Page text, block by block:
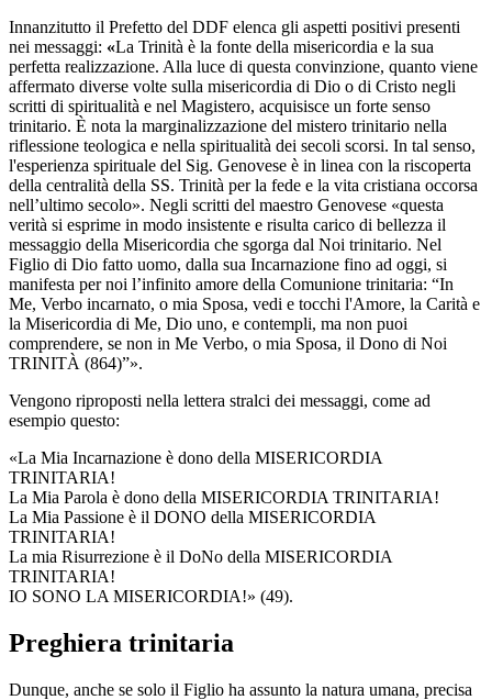
Innanzitutto il Prefetto del DDF elenca gli aspetti positivi presenti
nei messaggi: «La Trinità è la fonte della misericordia e la sua
perfetta realizzazione. Alla luce di questa convinzione, quanto viene
affermato diverse volte sulla misericordia di Dio o di Cristo negli
scritti di spiritualità e nel Magistero, acquisisce un forte senso
trinitario. È nota la marginalizzazione del mistero trinitario nella
riflessione teologica e nella spiritualità dei secoli scorsi. In tal senso,
l'esperienza spirituale del Sig. Genovese è in linea con la riscoperta
della centralità della SS. Trinità per la fede e la vita cristiana occorsa
nell’ultimo secolo». Negli scritti del maestro Genovese «questa
verità si esprime in modo insistente e risulta carico di bellezza il
messaggio della Misericordia che sgorga dal Noi trinitario. Nel
Figlio di Dio fatto uomo, dalla sua Incarnazione fino ad oggi, si
manifesta per noi l’infinito amore della Comunione trinitaria: “In
Me, Verbo incarnato, o mia Sposa, vedi e tocchi l'Amore, la Carità e
la Misericordia di Me, Dio uno, e contempli, ma non puoi
comprendere, se non in Me Verbo, o mia Sposa, il Dono di Noi
TRINITÀ (864)”».
Vengono riproposti nella lettera stralci dei messaggi, come ad
esempio questo:
«La Mia Incarnazione è dono della MISERICORDIA
TRINITARIA!
La Mia Parola è dono della MISERICORDIA TRINITARIA!
La Mia Passione è il DONO della MISERICORDIA
TRINITARIA!
La mia Risurrezione è il DoNo della MISERICORDIA
TRINITARIA!
IO SONO LA MISERICORDIA!» (49).
Preghiera trinitaria
Dunque, anche se solo il Figlio ha assunto la natura umana, precisa